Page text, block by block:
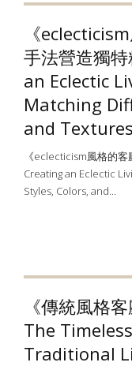
《
手法營造獨
an Eclectic
Matching
and Textures
《eclecticism風格的
Creating an Eclectic
Styles, Colors, and...
《傳統風格
The
Traditional